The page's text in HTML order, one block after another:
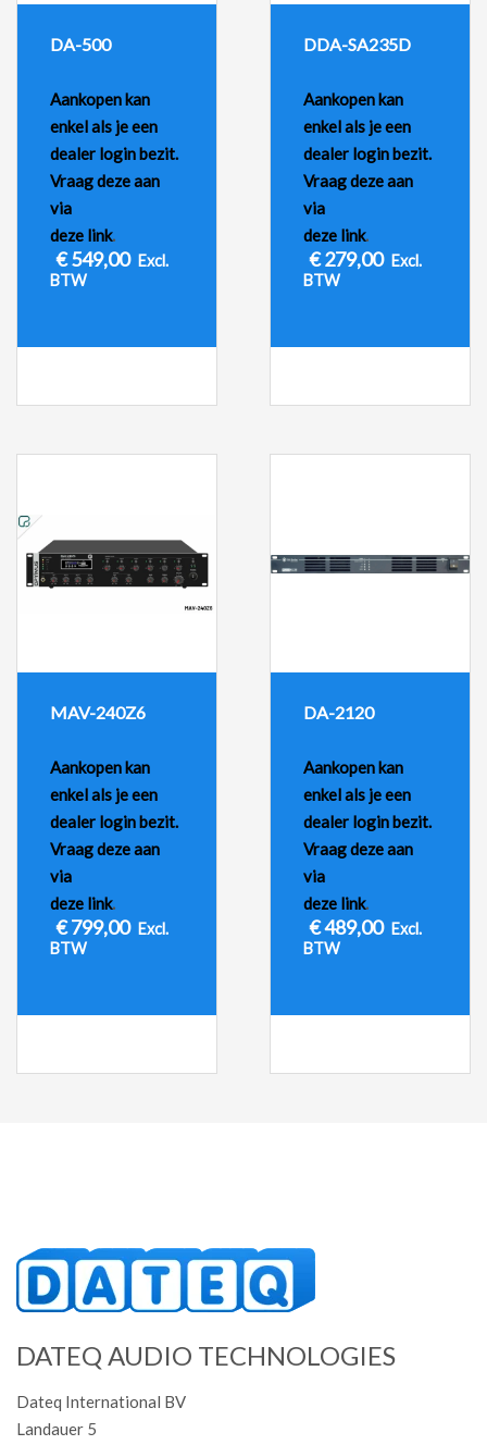
DA-500
Aankopen kan
enkel als je een
dealer login bezit.
Vraag deze aan
via
deze link.
€549,00 Excl.
BTW
DDA-SA235D
Aankopen kan
enkel als je een
dealer login bezit.
Vraag deze aan
via
deze link.
€279,00 Excl.
BTW
MAV-240Z6
Aankopen kan
enkel als je een
dealer login bezit.
Vraag deze aan
via
deze link.
€799,00 Excl.
BTW
DA-2120
Aankopen kan
enkel als je een
dealer login bezit.
Vraag deze aan
via
deze link.
€489,00 Excl.
BTW
DATEQ AUDIO TECHNOLOGIES
Dateq International BV
Landauer 5